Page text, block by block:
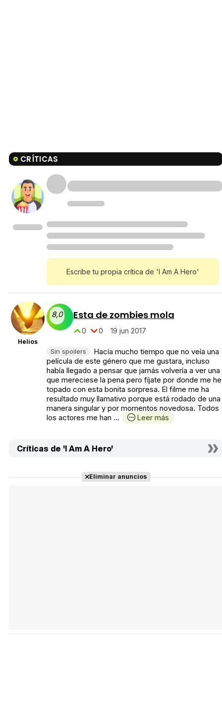
CRÍTICAS
Escribe tu propia crítica de 'I Am A Hero'
Helios
8,0 Esta de zombies mola
0 0 19 jun 2017
Sin spoilers
Hacía mucho tiempo que no veía una
película de este género que me gustara, incluso
había llegado a pensar que jamás volvería a ver una
que mereciese la pena pero fíjate por donde me he
topado con esta bonita sorpresa. El filme me ha
resultado muy llamativo porque está rodado de una
manera singular y por momentos novedosa. Todos
los actores me han ...
Leer más
Críticas de 'I Am A Hero'
Eliminar anuncios